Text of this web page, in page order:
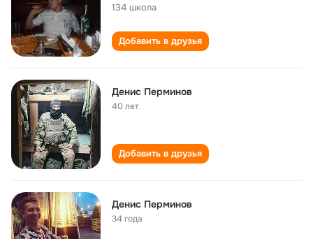
134 школа
Добавить в друзья
Денис Перминов
40 лет
Добавить в друзья
Денис Перминов
34 года